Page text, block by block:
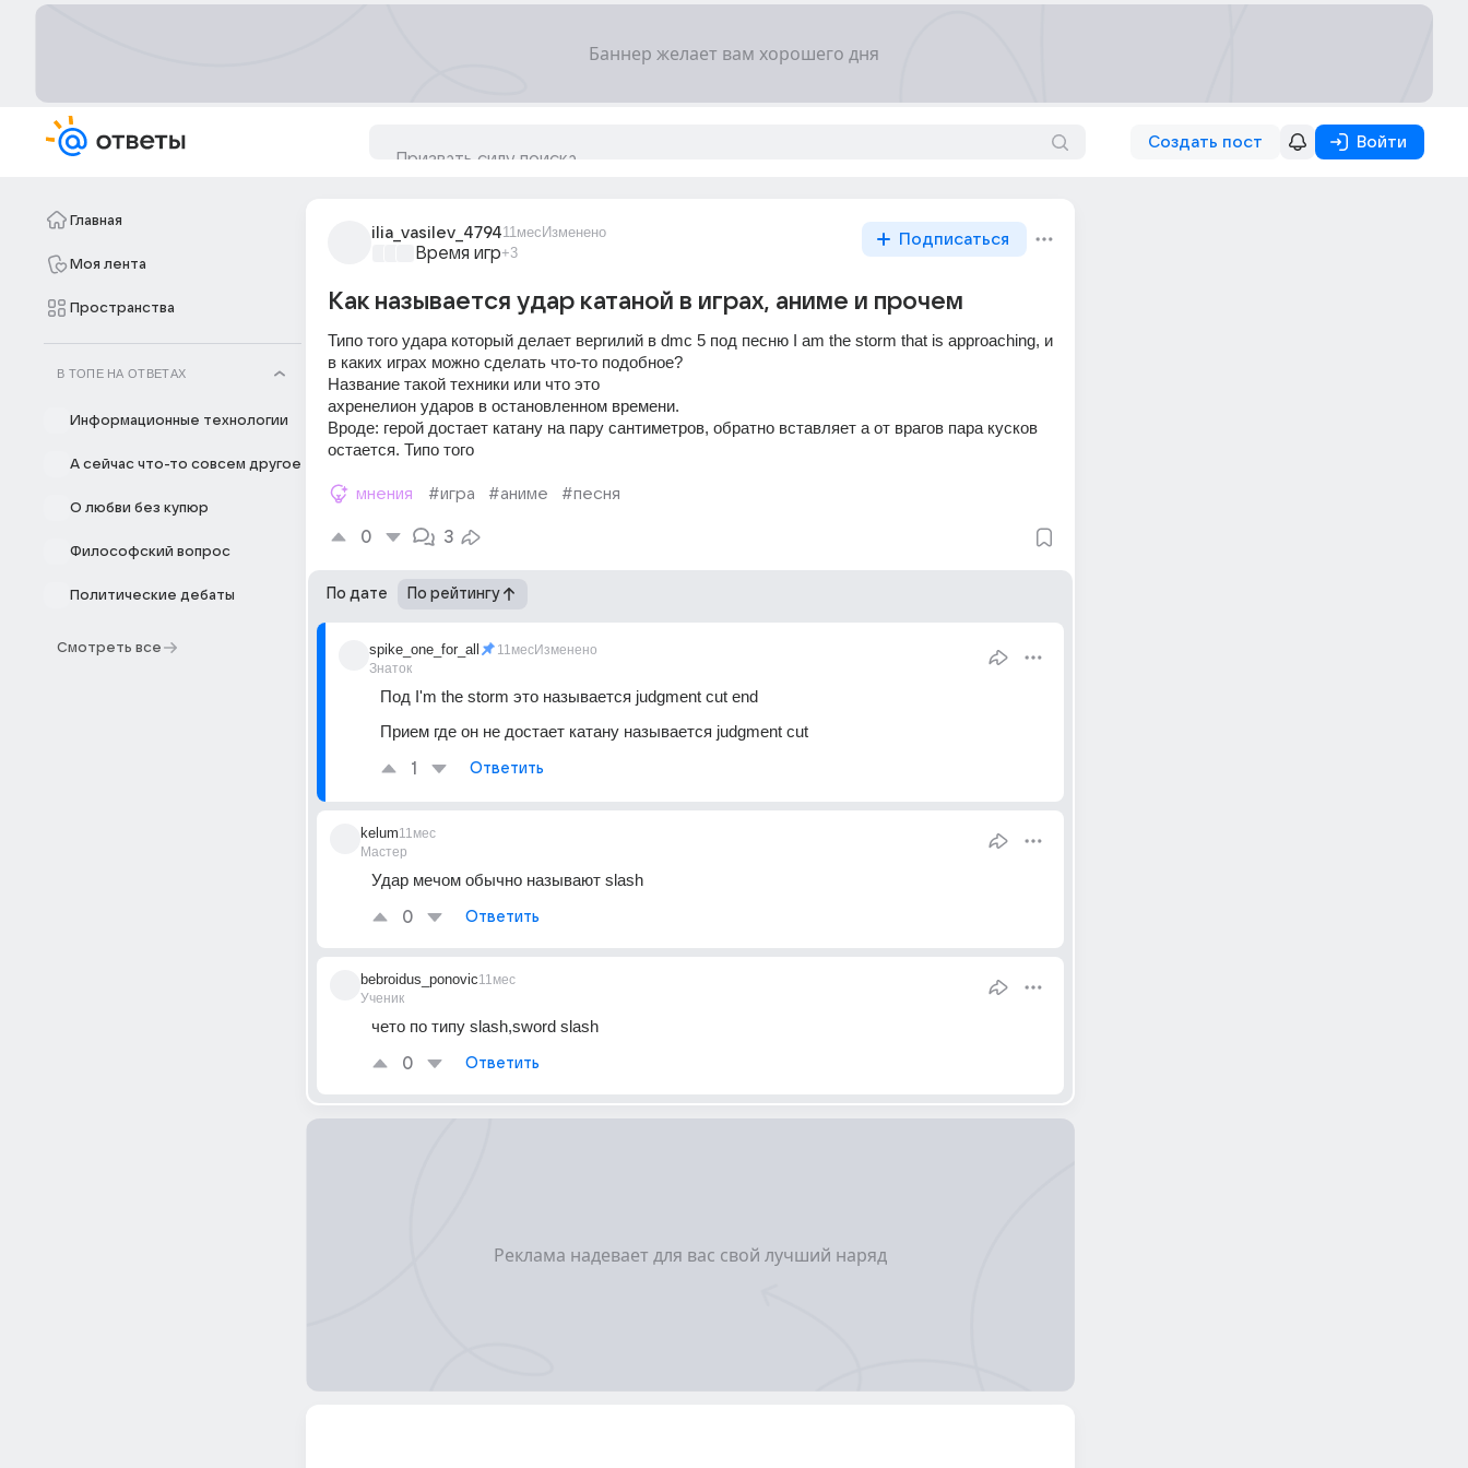
Создать пост Войти
Главная
Моя лента
Пространства
В ТОПЕ НА ОТВЕТАХ
Информационные технологии
А сейчас что-то совсем другое
О любви без купюр
Философский вопрос
Политические дебаты
Смотреть все
ilia_vasilev_479411мес Изменено
Время игр+3
Подписаться
Как называется удар катаной в играх, аниме и прочем
Типо того удара который делает вергилий в dmc 5 под песню I am the storm that is approaching, и
в каких играх можно сделать что-то подобное?
Название такой техники или что это
ахренелион ударов в остановленном времени.
Вроде: герой достает катану на пару сантиметров, обратно вставляет а от врагов пара кусков
остается. Типо того
мнения #игра #аниме #песня
0 3
По дате По рейтингу
spike_one_for_all
Знаток
11месИзменено
Под I'm the storm это называется judgment cut end
Прием где он не достает катану называется judgment cut
1 Ответить
kelum
Мастер
11мес
Удар мечом обычно называют slash
0 Ответить
bebroidus_ponovic
Ученик
11мес
чето по типу slash,sword slash
0 Ответить